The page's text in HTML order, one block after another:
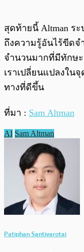
สุดท้ายนี้ Altman ระ
ถึงความรู้อันไร้ขีด
จำนวนมากที่มีทักษ
เราเปลี่ยนแปลงใน
ทางที่ดีขึ้น
ที่มา : Sam Altman
AI Sam Altman
Patiphan Santivarotai